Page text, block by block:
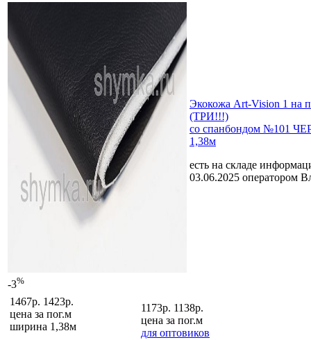
-3%
Экокожа Art-Vision 1 на
(ТРИ!!!)
со спанбондом №101
1,38м
есть на складе
03.06.2025 оператором
1467р. 1423р.
цена за пог.м
ширина 1,38м
1173р. 1138р.
цена за пог.м
для оптовиков